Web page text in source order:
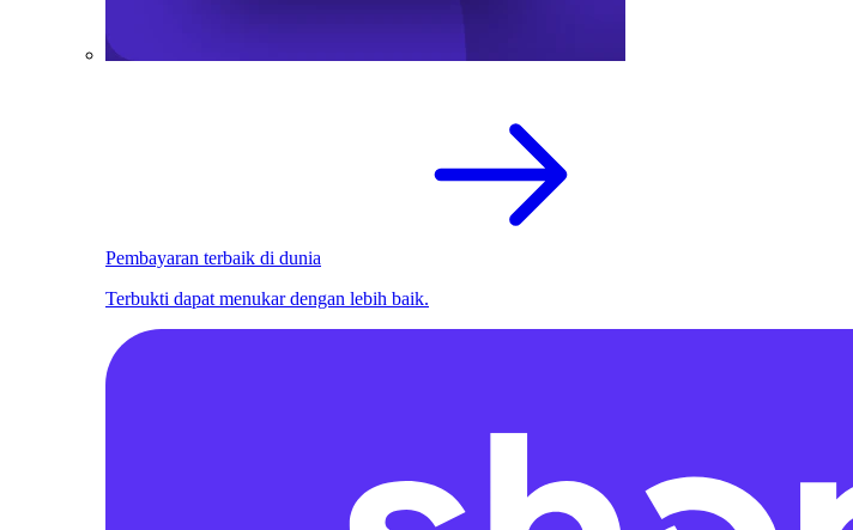
Pembayaran terbaik di dunia
Terbukti dapat menukar dengan lebih baik.